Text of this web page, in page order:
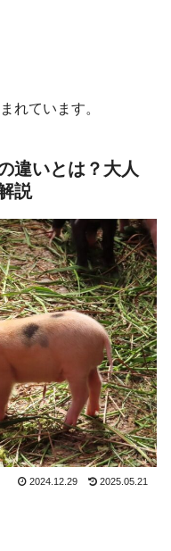
れています。
違いとは？大人
説
2024.12.29 2025.05.21